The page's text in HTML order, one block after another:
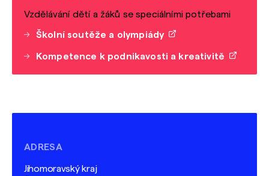
Vzdělávání dětí a žáků se speciálními potřebami
Školní soutěže a olympiády
Kompetence k podnikavosti a kreativitě
ADRESA
Jihomoravský kraj